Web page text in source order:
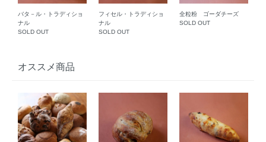
バタ－ル・トラディショ
ナル
SOLD OUT
フィセル・トラディショ
ナル
SOLD OUT
全粒粉 ゴーダチーズ
SOLD OUT
オススメ商品